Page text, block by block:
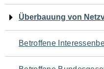
Navigation
für
den
Überbauung von
Betroffene